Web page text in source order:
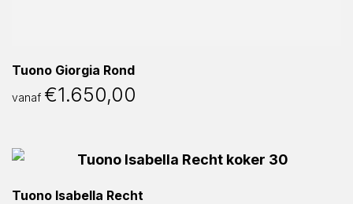
Tuono Giorgia Rond
vanaf €1.650,00
Tuono Isabella Recht